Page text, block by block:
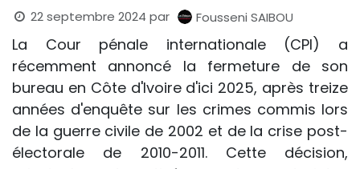
22 septembre 2024 par Fousseni SAIBOU
La Cour pénale internationale (CPI) a
récemment annoncé la fermeture de son
bureau en Côte d'Ivoire d'ici 2025, après treize
années d'enquête sur les crimes commis lors
de la guerre civile de 2002 et de la crise post-
électorale de 2010-2011. Cette décision,